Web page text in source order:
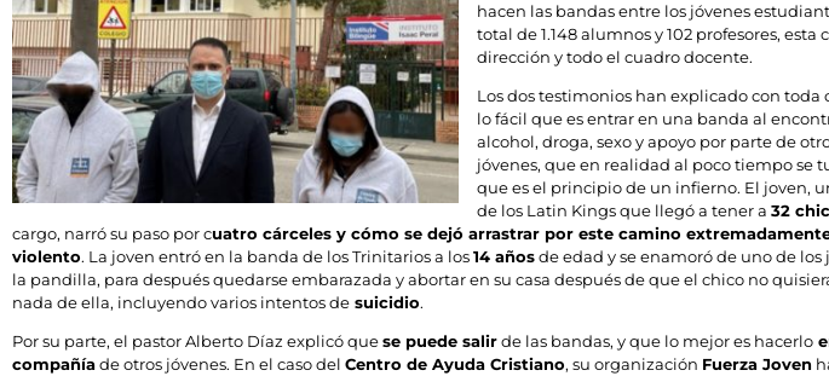
hacen las bandas entre los jóvenes
total de 1.148 alumnos y 102 profesores,
dirección y todo el cuadro docente.
Los dos testimonios han explicado con toda
lo fácil que es entrar en una banda al
alcohol, droga, sexo y apoyo por parte de
jóvenes, que en realidad al poco tiempo se
que es el principio de un infierno. El joven,
de los Latin Kings que llegó a tener a 32
cargo, narró su paso por cuatro cárceles y cómo se dejó arrastrar por este camino
violento. La joven entró en la banda de los Trinitarios a los14 añosde edad y se enamoró de uno de los
la pandilla, para después quedarse embarazada y abortar en su casa después de que el chico no
nada de ella, incluyendo varios intentos de suicidio.
Por su parte, el pastor Alberto Díaz explicó quese puede salirde las bandas, y que lo mejor es hacerlo
compañíade otros jóvenes. En el caso del Centro de Ayuda Cristiano, su organización Fuerza Joven